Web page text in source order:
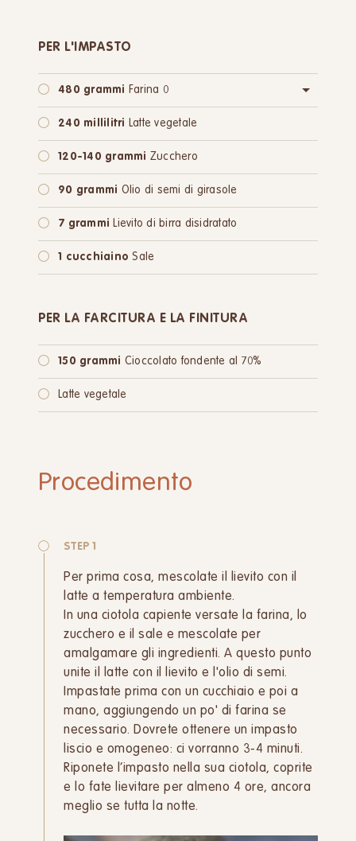
PER L'IMPASTO
480 grammi Farina 0
oppure:480 grammiFarina integrale
240 millilitri Latte vegetale
120-140 grammi Zucchero
90 grammi Olio di semi di girasole
7 grammi Lievito di birra disidratato
1 cucchiaino Sale
PER LA FARCITURA E LA FINITURA
150 grammi Cioccolato fondente al 70%
Latte vegetale
Procedimento
STEP 1
Per prima cosa, mescolate il lievito con il
latte a temperatura ambiente.
In una ciotola capiente versate la farina, lo
zucchero e il sale e mescolate per
amalgamare gli ingredienti. A questo punto
unite il latte con il lievito e l'olio di semi.
Impastate prima con un cucchiaio e poi a
mano, aggiungendo un po' di farina se
necessario. Dovrete ottenere un impasto
liscio e omogeneo: ci vorranno 3-4 minuti.
Riponete l’impasto nella sua ciotola, coprite
e lo fate lievitare per almeno 4 ore, ancora
meglio se tutta la notte.